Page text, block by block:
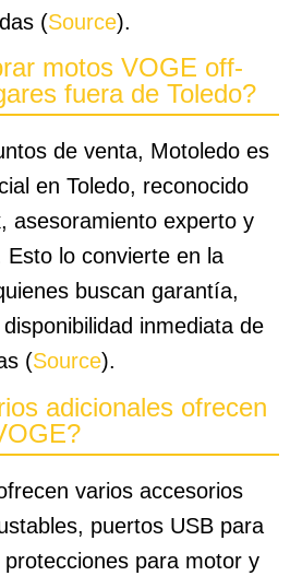
(Source).
motos VOGE off-
fuera de Toledo?
de venta, Motoledo es
en Toledo, reconocido
asesoramiento experto y
Esto lo convierte en la
buscan garantía,
inmediata de
(Source).
adicionales ofrecen
varios accesorios
puertos USB para
para motor y